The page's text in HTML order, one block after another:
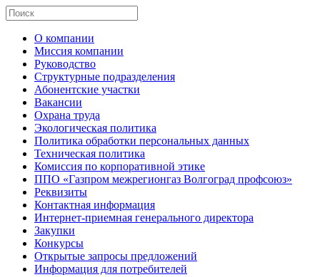
О компании
Миссия компании
Руководство
Структурные подразделения
Абонентские участки
Вакансии
Охрана труда
Экологическая политика
Политика обработки персональных данных
Техническая политика
Комиссия по корпоративной этике
ППО «Газпром межрегионгаз Волгоград профсоюз»
Реквизиты
Контактная информация
Интернет-приемная генерального директора
Закупки
Конкурсы
Открытые запросы предложений
Информация для потребителей